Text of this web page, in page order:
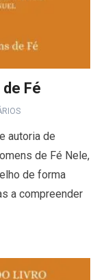
Fé
autoria de
de Fé Nele,
de forma
a compreender